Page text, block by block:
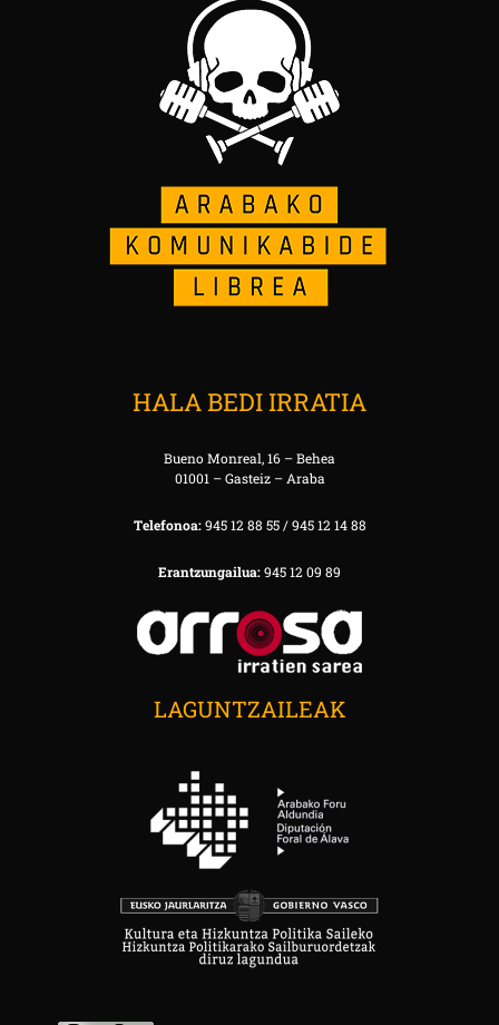
HALA BEDI IRRATIA
Bueno Monreal, 16 – Behea
01001 – Gasteiz – Araba
Telefonoa:945 12 88 55 / 945 12 14 88
Erantzungailua:945 12 09 89
LAGUNTZAILEAK